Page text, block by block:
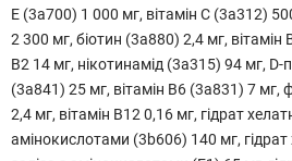
E (3a700) 1 000 мг, вітамін C (3a312)
2 300 мг, біотин (3a880) 2,4 мг, вітамін
B2 14 мг, нікотинамід (3a315) 94 мг, D-
(3a841) 25 мг, вітамін B6 (3a831) 7 мг,
2,4 мг, вітамін B12 0,16 мг, гідрат
амінокислотами (3b606) 140 мг,